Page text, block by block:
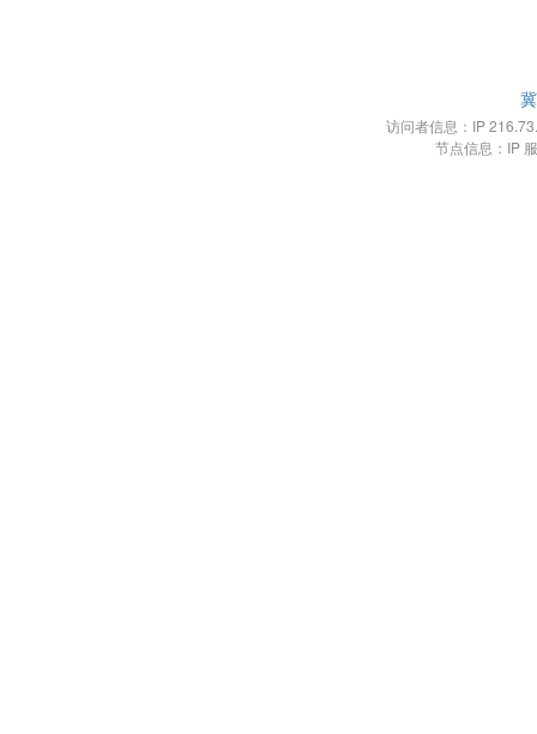
访问者信息：IP
节点信息：IP